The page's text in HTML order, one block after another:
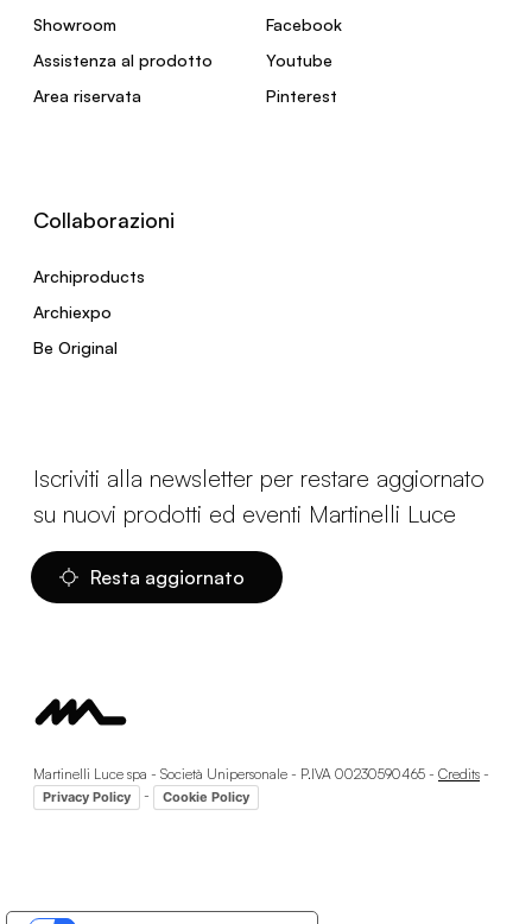
Showroom
Assistenza al prodotto
Area riservata
Facebook
Youtube
Pinterest
Collaborazioni
Archiproducts
Archiexpo
Be Original
Iscriviti alla newsletter per restare aggiornato
su nuovi prodotti ed eventi Martinelli Luce
Resta aggiornato
Martinelli Luce spa - Società Unipersonale - P.IVA 00230590465 - Credits -
Privacy Policy - Cookie Policy